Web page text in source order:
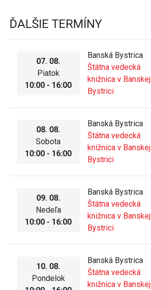
ĎALŠIE TERMÍNY
07. 08.
Piatok
10:00 - 16:00
Banská Bystrica
Štátna vedecká
knižnica v Banskej
Bystrici
08. 08.
Sobota
10:00 - 16:00
Banská Bystrica
Štátna vedecká
knižnica v Banskej
Bystrici
09. 08.
Nedeľa
10:00 - 16:00
Banská Bystrica
Štátna vedecká
knižnica v Banskej
Bystrici
10. 08.
Pondelok
Banská Bystrica
Štátna vedecká
knižnica v Banskej